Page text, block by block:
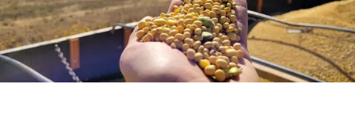
RELATED TOPICS:
UP NEXT
Com perspectiva de safra recorde, produtores de soja
buscam ampliar oferta de energia em Goiás – MAIS SOJA
Laura Toledo (Comunicação Sistema Famasul)
Site: Aprosoja/MS
seguido de data de semeadura, fósforo, potássio e
presença de camada compactada (Figura 1).